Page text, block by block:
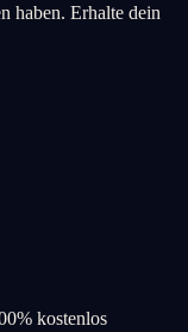
haben. Erhalte dein
kostenlos